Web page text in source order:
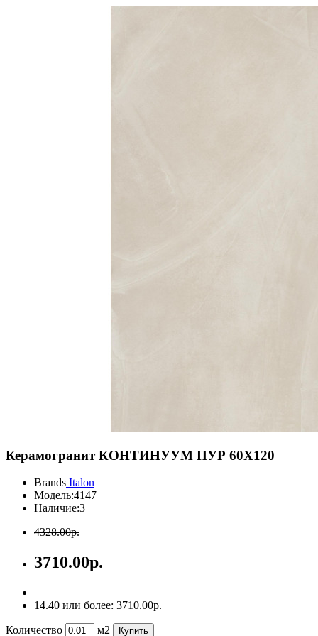
Керамогранит КОНТИНУУМ ПУР 60X120
Brands Italon
Модель:4147
Наличие:3
4328.00р.
3710.00р.
14.40 или более: 3710.00р.
Количество м2
Купить